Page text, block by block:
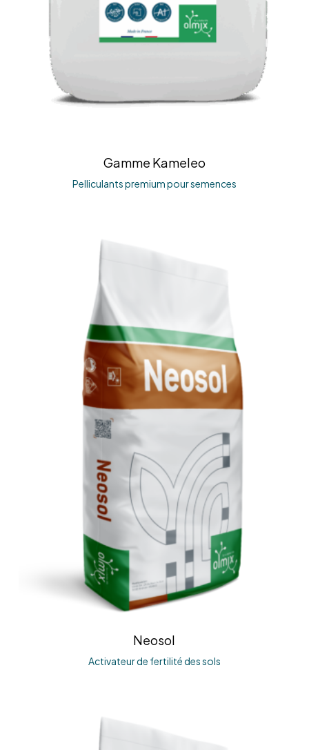
Gamme Kameleo
Pelliculants premium pour semences
Neosol
Activateur de fertilité des sols